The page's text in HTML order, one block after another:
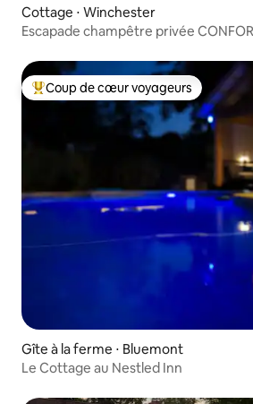
Cottage ⋅ Winchester
Escapade champêtre privée
Coups de cœur voyageurs les plus
Coup de cœur voyageurs
Gîte à la ferme ⋅ Bluemont
Le Cottage au Nestled Inn